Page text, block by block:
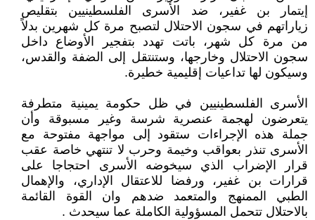
إيتمار بن غفير، ضد الأسرى الفلسطينيين بتقليص
زياراتهم في سجون الاحتلال لتصبح مرة كل شهرين بدلاً
من مرة كل شهر، باتت تهدد بتفجير الأوضاع داخل
سجون الاحتلال وخارجها، وستنتقل إلى الضفة والقدس،
وسيكون لها تداعيات إقليمية خطيرة.
الأسرى الفلسطينيين في ظل حكومة يمينية متطرفة
يتعرضون لهجمة عنصرية شرسة وغير مسبوقة وأن
جملة هذه الإجراءات ستقود إلى مواجهة مفتوحة مع
الأسرى تنذر بعواقب وخيمة وحرب لا تنتهي خاصة عقب
قرار الإضراب الذي سيخوضه الأسرى احتجاجا على
قرارات بن غفير، ورفضا للاعتقال الإداري، والإهمال
الطبي الممنهج والمتعمد ضدهم وان القوة القائمة
بالاحتلال تتحمل المسؤولية الكاملة عما سيحدث .